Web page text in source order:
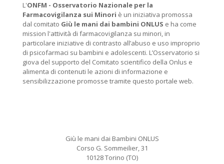
L'ONFM - Osservatorio Nazionale per la
Farmacovigilanza sui Minori è un iniziativa promossa
dal comitato Giù le mani dai bambini ONLUS e ha come
mission l'attività di farmacovigilanza su minori, in
particolare iniziative di contrasto all’abuso e uso improprio
di psicofarmaci su bambini e adolescenti. L’Osservatorio si
giova del supporto del Comitato scientifico della Onlus e
alimenta di contenuti le azioni di informazione e
sensibilizzazione promosse tramite questo portale web.
Giù le mani dai Bambini ONLUS
Corso G. Sommeilier, 31
10128 Torino (TO)